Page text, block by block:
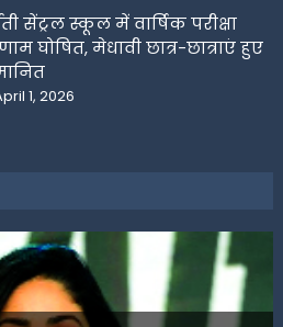
सेंट्रल स्कूल में वार्षिक परीक्षा
घोषित, मेधावी छात्र-छात्राएं हुए
1, 2026